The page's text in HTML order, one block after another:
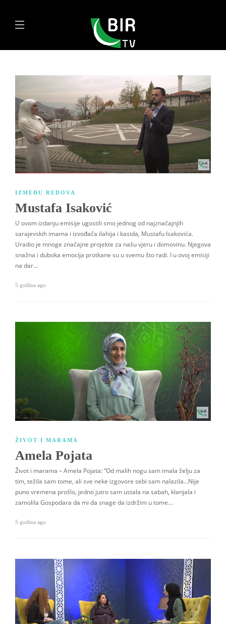
IZMEĐU REDOVA
Mustafa Isaković
U ovom izdanju emisije ugostili smo jednog od najznačajnjih
sarajevskih imama i izvođača ilahija i kasida, Mustafu Isakovića.
Uradio je mnoge značajne projekte za našu vjeru i domovinu. Njegova
snažna i duboka emocija protkane su u svemu što radi. I u ovoj emisiji
na dar…
5 godina ago
ŽIVOT I MARAMA
Amela Pojata
Život i marama – Amela Pojata: “Od malih nogu sam imala želju za
tim, težila sam tome, ali sve neke izgovore sebi sam nalazila…Nije
puno vremena prošlo, jedno jutro sam ustala na sabah, klanjala i
zamolila Gospodara da mi da snage da izdržim u tome…
5 godina ago